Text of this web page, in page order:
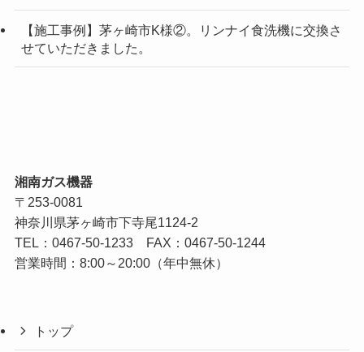
【施工事例】茅ヶ崎市K様②。リンナイ食洗機に交換さ
せていただきました。
湘南ガス機器
〒253-0081
神奈川県茅ヶ崎市下寺尾1124-2
TEL： 0467-50-1233FAX：0467-50-1244
営業時間：8:00～20:00（年中無休）
トップ